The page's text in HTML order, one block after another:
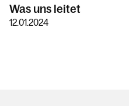
Was uns leitet
12.01.2024